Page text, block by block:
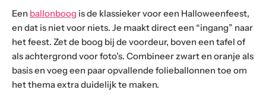
Een ballonboog is de klassieker voor een Halloweenfeest,
en dat is niet voor niets. Je maakt direct een “ingang” naar
het feest. Zet de boog bij de voordeur, boven een tafel of
als achtergrond voor foto’s. Combineer zwart en oranje als
basis en voeg een paar opvallende folieballonnen toe om
het thema extra duidelijk te maken.